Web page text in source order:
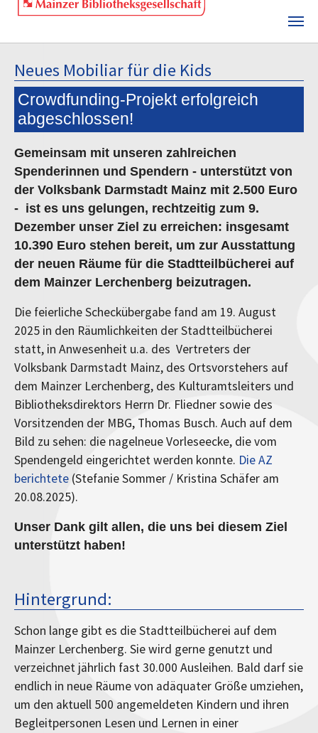
Neues Mobiliar für die Kids
Crowdfunding-Projekt erfolgreich
abgeschlossen!
Gemeinsam mit unseren zahlreichen
Spenderinnen und Spendern - unterstützt von
der Volksbank Darmstadt Mainz mit 2.500 Euro
- ist es uns gelungen, rechtzeitig zum 9.
Dezember unser Ziel zu erreichen: insgesamt
10.390 Euro stehen bereit, um zur Ausstattung
der neuen Räume für die Stadtteilbücherei auf
dem Mainzer Lerchenberg beizutragen.
Die feierliche Scheckübergabe fand am 19. August
2025 in den Räumlichkeiten der Stadtteilbücherei
statt, in Anwesenheit u.a. des Vertreters der
Volksbank Darmstadt Mainz, des Ortsvorstehers auf
dem Mainzer Lerchenberg, des Kulturamtsleiters und
Bibliotheksdirektors Herrn Dr. Fliedner sowie des
Vorsitzenden der MBG, Thomas Busch. Auch auf dem
Bild zu sehen: die nagelneue Vorleseecke, die vom
Spendengeld eingerichtet werden konnte. Die AZ
berichtete (Stefanie Sommer / Kristina Schäfer am
20.08.2025).
Unser Dank gilt allen, die uns bei diesem Ziel
unterstützt haben!
Hintergrund:
Schon lange gibt es die Stadtteilbücherei auf dem
Mainzer Lerchenberg. Sie wird gerne genutzt und
verzeichnet jährlich fast 30.000 Ausleihen. Bald darf sie
endlich in neue Räume von adäquater Größe umziehen,
um den aktuell 500 angemeldeten Kindern und ihren
Begleitpersonen Lesen und Lernen in einer